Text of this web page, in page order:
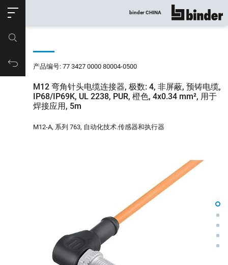
购物车
binder CHINA 显示所有
产品编号: 77 3427 0000 80004-0500
M12 弯角针头电缆连接器, 极数: 4, 非屏蔽, 预铸电缆,
IP68/IP69K, UL 2238, PUR, 橙色, 4x0.34 mm², 用于
焊接应用, 5m
M12-A, 系列 763, 自动化技术.传感器和执行器